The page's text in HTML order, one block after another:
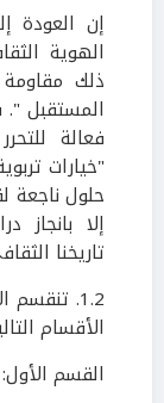
إن العودة
الهوية
ذلك
المستقبل ".
فعالة
"خيارات
حلول ناجعة
إلا بانجاز
تاريخنا
1.2.
الأقسام
القسم الأول: